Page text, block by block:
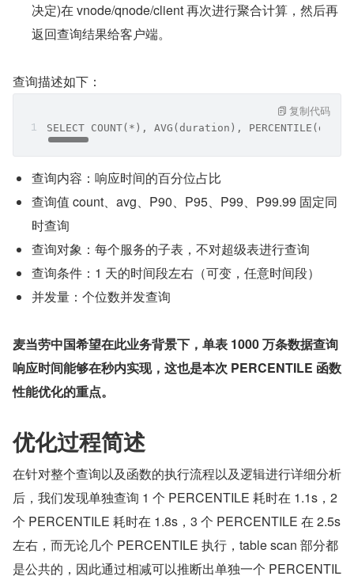
决定)在 vnode/qnode/client 再次进行聚合计算，然后再
返回查询结果给客户端。
查询描述如下：
SELECT COUNT(*), AVG(duration),
复制代码
查询内容：响应时间的百分位占比
查询值 count、avg、P90、P95、P99、P99.99 固定同
时查询
查询对象：每个服务的子表，不对超级表进行查询
查询条件：1 天的时间段左右（可变，任意时间段）
并发量：个位数并发查询
麦当劳中国希望在此业务背景下，单表 1000 万条数据查询
响应时间能够在秒内实现，这也是本次 PERCENTILE 函数
性能优化的重点。
优化过程简述
在针对整个查询以及函数的执行流程以及逻辑进行详细分析
后，我们发现单独查询 1 个 PERCENTILE 耗时在 1.1s，2
个 PERCENTILE 耗时在 1.8s，3 个 PERCENTILE 在 2.5s
左右，而无论几个 PERCENTILE 执行，table scan 部分都
是公共的，因此通过相减可以推断出单独一个 PERCENTIL